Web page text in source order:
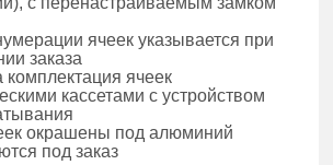
ячеек указывается при
заказа
ячеек
кассетами с устройством
окрашены под алюминий
под заказ